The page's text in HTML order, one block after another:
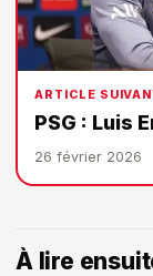
ARTICLE
PSG : Luis
26 février 2026
À lire